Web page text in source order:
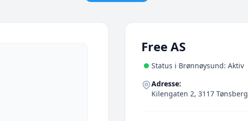
Free AS
Status i Brønnøysund: Aktiv
Adresse:
Kilengaten 2, 3117 Tønsberg